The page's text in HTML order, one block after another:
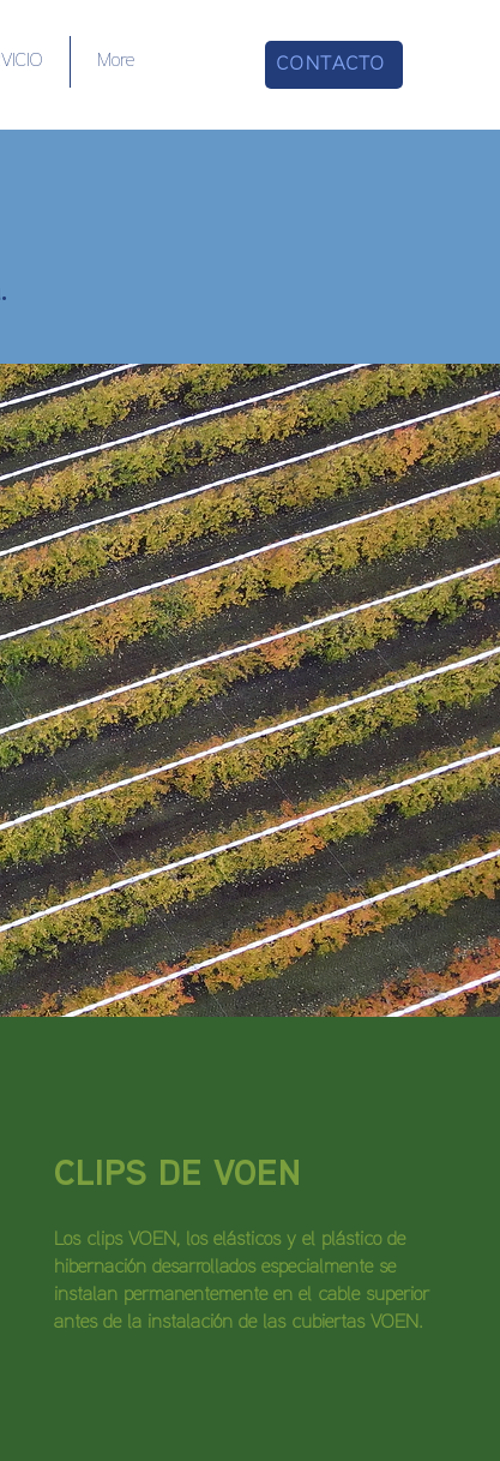
More CONTACTO
CLIPS DE VOEN
Los clips VOEN, los elásticos y el plástico de
hibernación desarrollados especialmente se
instalan permanentemente en el cable superior
antes de la instalación de las cubiertas VOEN.